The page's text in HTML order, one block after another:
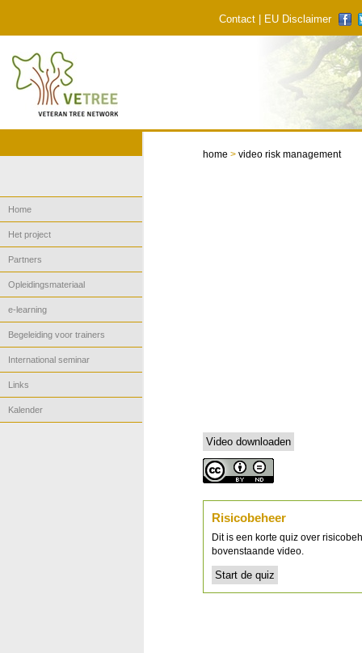
Contact EU Disclaimer
Home
Het project
Partners
Opleidingsmateriaal
e-learning
Begeleiding voor trainers
International seminar
Links
Kalender
home > video risk management
Risicobeheer
Dit is een korte quiz over
bovenstaande video.